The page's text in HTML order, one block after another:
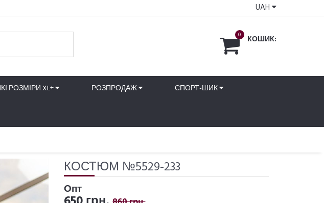
UAH
0 КОШИК:
РОЗМІРИ XL+ РОЗПРОДАЖ СПОРТ-ШИК
КОСТЮМ №5529-233
Опт